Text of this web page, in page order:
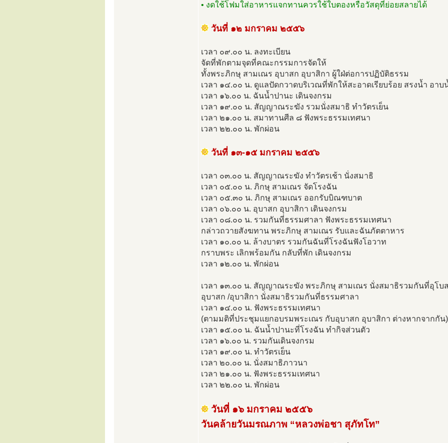
• งดใช้โฟมใส่อาหารแจกทานควรใช้ใบตองหรือวัสดุที่ย่อยสลายได้
วันที่ ๑๒ มกราคม ๒๕๕๖
เวลา ๐๙.๐๐ น. ลงทะเบียน
จัดที่พักตามจุดที่คณะกรรมการจัดให้
ทั้งพระภิกษุ สามเณร อุบาสก อุบาสิกา ผู้ใฝ่ต่อการปฏิบัติธรรม
เวลา ๑๔.๐๐ น. ดูแลปัดกวาดบริเวณที่พักให้สะอาดเรียบร้อย สรงนํ้า อาบ
เวลา ๑๖.๐๐ น. ฉันนํ้าปานะ เดินจงกรม
เวลา ๑๙.๐๐ น. สัญญาณระฆัง รวมนั่งสมาธิ ทำวัตรเย็น
เวลา ๒๑.๐๐ น. สมาทานศีล ๘ ฟังพระธรรมเทศนา
เวลา ๒๒.๐๐ น. พักผ่อน
วันที่ ๑๓-๑๕ มกราคม ๒๕๕๖
เวลา ๐๓.๐๐ น. สัญญาณระฆัง ทำวัตรเช้า นั่งสมาธิ
เวลา ๐๕.๐๐ น. ภิกษุ สามเณร จัดโรงฉัน
เวลา ๐๕.๓๐ น. ภิกษุ สามเณร ออกรับบิณฑบาต
เวลา ๐๖.๐๐ น. อุบาสก อุบาสิกา เดินจงกรม
เวลา ๐๘.๐๐ น. รวมกันที่ธรรมศาลา ฟังพระธรรมเทศนา
กล่าวถวายสังฆทาน พระภิกษุ สามเณร รับและฉันภัตตาหาร
เวลา ๑๐.๐๐ น. ล้างบาตร รวมกันฉันที่โรงฉันฟังโอวาท
กราบพระ เลิกพร้อมกัน กลับที่พัก เดินจงกรม
เวลา ๑๒.๐๐ น. พักผ่อน
เวลา ๑๓.๐๐ น. สัญญาณระฆัง พระภิกษุ สามเณร นั่งสมาธิรวมกันที่อุโบ
อุบาสก /อุบาสิกา นั่งสมาธิรวมกันที่ธรรมศาลา
เวลา ๑๔.๐๐ น. ฟังพระธรรมเทศนา
(ตามมติที่ประชุมแยกอบรมพระเณร กับอุบาสก อุบาสิกา ต่างหากจากกัน)
เวลา ๑๕.๐๐ น. ฉันนํ้าปานะที่โรงฉัน ทำกิจส่วนตัว
เวลา ๑๖.๐๐ น. รวมกันเดินจงกรม
เวลา ๑๙.๐๐ น. ทำวัตรเย็น
เวลา ๒๐.๐๐ น. นั่งสมาธิภาวนา
เวลา ๒๑.๐๐ น. ฟังพระธรรมเทศนา
เวลา ๒๒.๐๐ น. พักผ่อน
วันที่ ๑๖ มกราคม ๒๕๕๖
วันคล้ายวันมรณภาพ “หลวงพ่อชา สุภัทโท”